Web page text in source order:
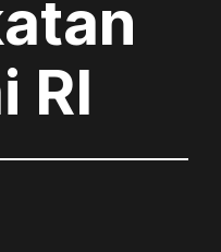
RI